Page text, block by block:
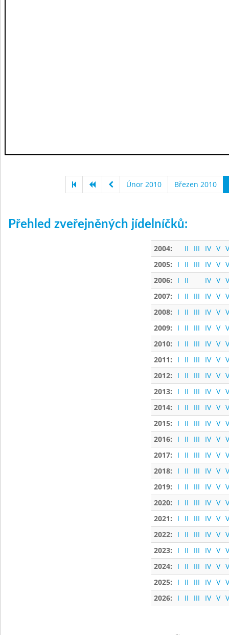
Únor 2010 Březen 2010
Přehled zveřejněných jídelníčků:
2004: II III IV V
2005:
I II III IV V
2006:
I II IV V
2007:
I II III IV V
2008:
I II III IV V
2009:
I II III IV V
2010:
I II III IV V
2011:
I II III IV V
2012:
I II III IV V
2013:
I II III IV V
2014:
I II III IV V
2015:
I II III IV V
2016:
I II III IV V
2017:
I II III IV V
2018:
I II III IV V
2019:
I II III IV V
2020:
I II III IV V
2021:
I II III IV V
2022:
I II III IV V
2023:
I II III IV V
2024:
I II III IV V
2025:
I II III IV V
2026:
I II III IV V